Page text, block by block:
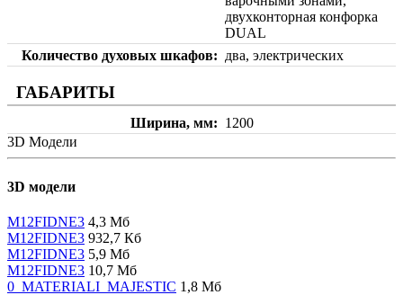
двухконторная конфорка
DUAL
Количество духовых шкафов
два, электрических
ГАБАРИТЫ
Ширина, мм
1200
3D Модели
3D модели
M12FIDNE3 4,3 Мб
M12FIDNE3 932,7 Кб
M12FIDNE3 5,9 Мб
M12FIDNE3 10,7 Мб
0_MATERIALI_MAJESTIC 1,8 Мб